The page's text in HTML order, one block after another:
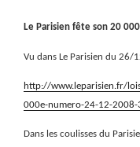
Le Parisien fête son 20 000
Vu dans Le Parisien du 26/
http://www.leparisien.fr/
000e-numero-24-12-
Dans les coulisses du